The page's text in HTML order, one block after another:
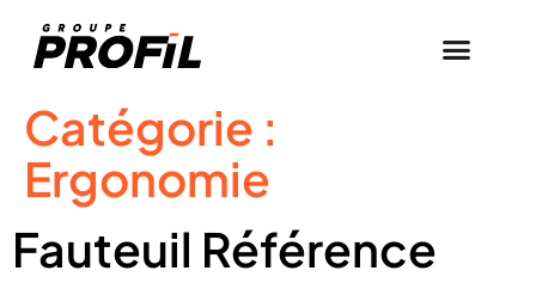
Catégorie :
Ergonomie
Fauteuil Référence